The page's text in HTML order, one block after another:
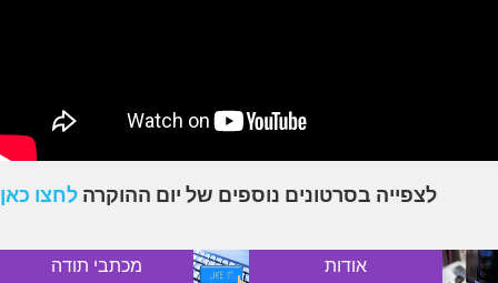
לצפייה בסרטונים נוספים של יום ההוקרה לחצו כאן
אודות מכתבי תודה